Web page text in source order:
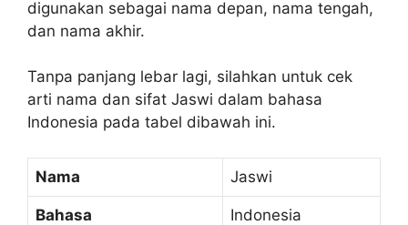
digunakan sebagai nama depan, nama tengah,
dan nama akhir.
Tanpa panjang lebar lagi, silahkan untuk cek
arti nama dan sifat Jaswi dalam bahasa
Indonesia pada tabel dibawah ini.
Nama Jaswi
Bahasa Indonesia